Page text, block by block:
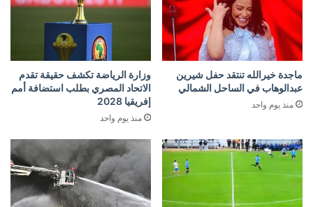
ماجدة خيرالله تنتقد حفل شيرين
عبدالوهاب في الساحل الشمالي
منذ يوم واحد
وزارة الرياضة تكشف حقيقة تقدم
الاتحاد المصري بطلب استضافة أمم
إفريقيا 2028
منذ يوم واحد